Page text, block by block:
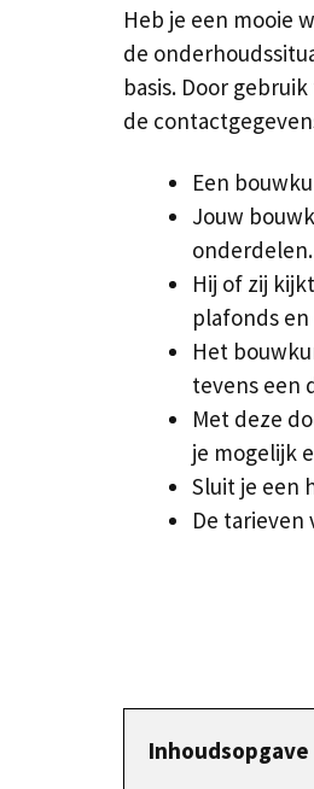
Heb je een mooie
de
basis. Door
de
Een
Jouw
onderdelen.
Hij of zij
plafonds
Het
tevens een
Met deze
je mogelijk
Sluit je een
De tarieven
Inhoudsopgave